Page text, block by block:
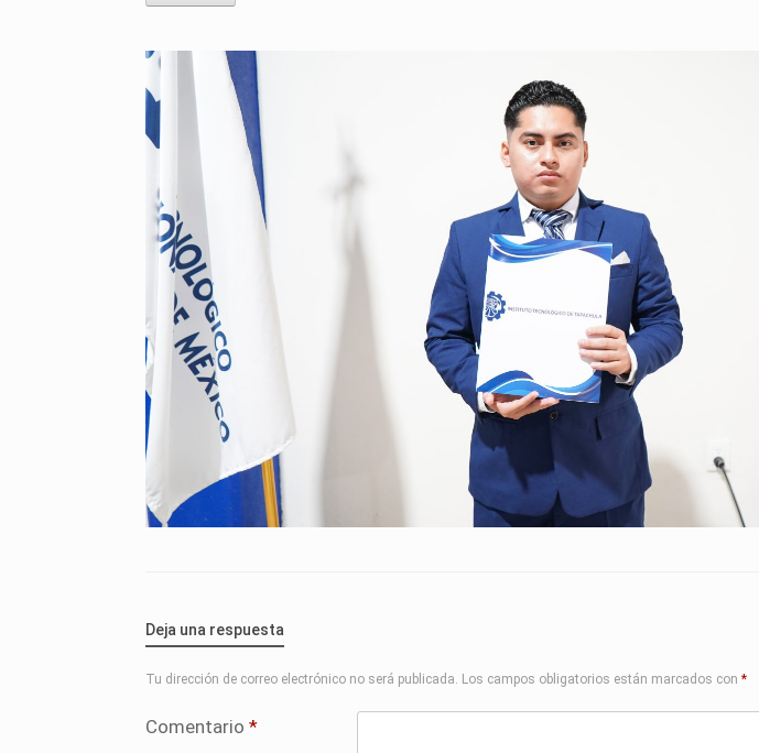
Deja una respuesta
Tu dirección de correo electrónico no será publicada. Los campos obligatorios están marcados con *
Comentario *